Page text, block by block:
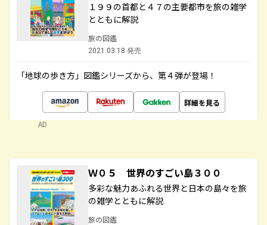
１９９の首都と４７の主要都市を旅の雑学
とともに解説
旅の図鑑
2021.03.18 発売
「地球の歩き方」図鑑シリーズから、第４弾が登場！
詳細を見る
AD
Ｗ０５ 世界のすごい島３００
多彩な魅力あふれる世界と日本の島々を旅
の雑学とともに解説
旅の図鑑